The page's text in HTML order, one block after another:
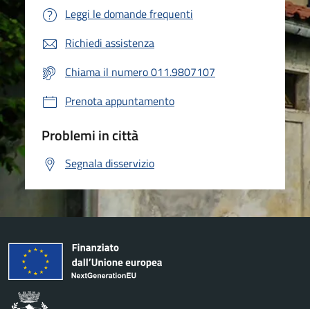
Leggi le domande frequenti
Richiedi assistenza
Chiama il numero 011.9807107
Prenota appuntamento
Problemi in città
Segnala disservizio